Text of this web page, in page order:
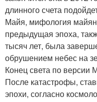
длинного счета
Майя, мифология
предыдущая эпоха,
тысяч лет, была
обрушением небес на
Конец света по версии
После катастрофы,
эпохи, согласно